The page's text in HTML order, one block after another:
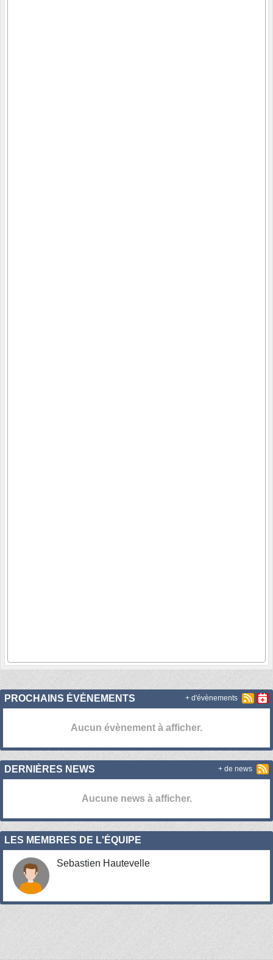
PROCHAINS ÉVÉNEMENTS
Aucun évènement à afficher.
+ d'évènements
DERNIÈRES NEWS
Aucune news à afficher.
+ de news
LES MEMBRES DE L'ÉQUIPE
Sebastien Hautevelle